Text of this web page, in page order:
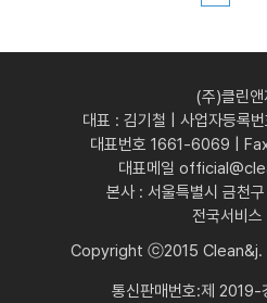
(주)클린앤
대표 : 김기철 | 사업자등
대표번호 1661-6069 |
대표메일
본사 : 서울특별시 금천
전국서비스
Copyright ⓒ2015 Clean&j.
통신판매번호:제